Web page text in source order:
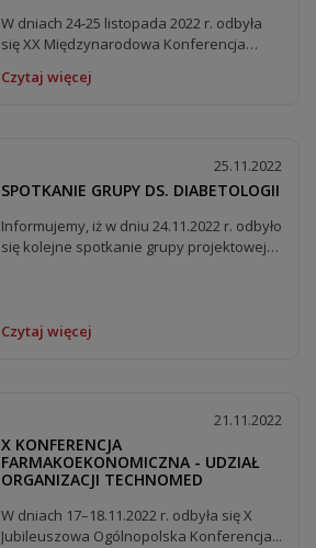
W dniach 24-25 listopada 2022 r. odbyła
się XX Międzynarodowa Konferencja
Czytaj więcej
25.11.2022
SPOTKANIE GRUPY DS. DIABETOLOGII
Informujemy, iż w dniu 24.11.2022 r. odbyło
się kolejne spotkanie grupy projektowej
Czytaj więcej
21.11.2022
X KONFERENCJA
FARMAKOEKONOMICZNA - UDZIAŁ
ORGANIZACJI TECHNOMED
W dniach 17–18.11.2022 r. odbyła się X
Jubileuszowa Ogólnopolska Konferencja...